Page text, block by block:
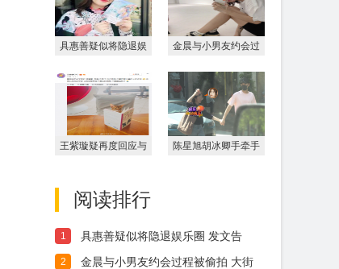
具惠善疑似将隐退娱
的
金晨与小男友约会过
吻好
王紫璇疑再度回应与
陈星旭胡冰卿手牵手
阅读排行
1
具惠善疑似将隐退娱乐圈 发文告
2
金晨与小男友约会过程被偷拍 大街